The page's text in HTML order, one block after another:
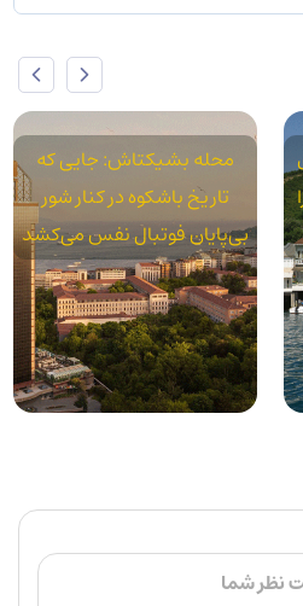
محله آکسارای: استانبول
واقعی در سایه قنات‌های رومی
نظر شما